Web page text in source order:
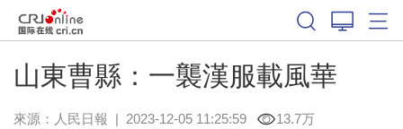
山東曹縣：一襲漢服載風華
來源： 人民日報 | 2023-12-05 11:25:59 13.7万